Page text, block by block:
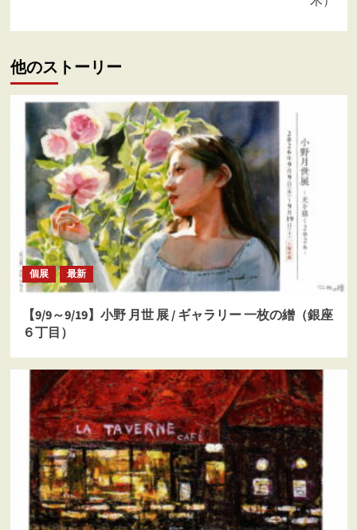
ー
シ
ョ
ン
他のストーリー
個展 最新
【9/9～9/19】小野 月世 展 / ギャラリー 一枚の繒（銀座
６丁目）